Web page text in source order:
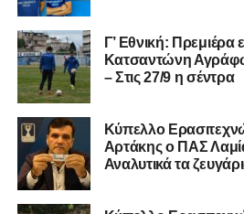
Γ’ Εθνική: Πρεμιέρα
Κατσαντώνη
– Στις 27/9 η σέντρα
Kύπελλο
Αρτάκης ο ΠΑΣ
Αναλυτικά τα